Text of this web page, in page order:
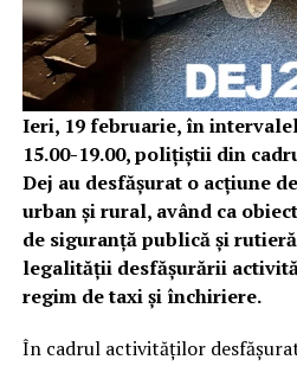
Ieri, 19 februarie, în
15.00-19.00, polițiștii din
Dej au desfășurat o acțiune
urban și rural, având ca
de siguranță publică și
legalității desfășurării
regim de taxi și închiriere.
În cadrul activităților